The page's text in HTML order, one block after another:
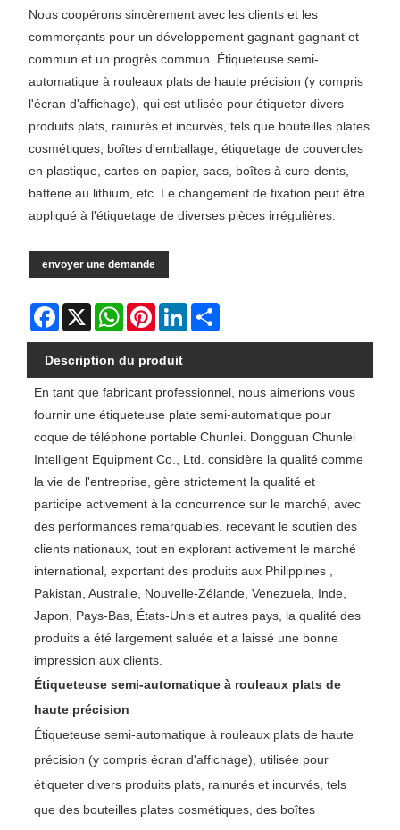
Nous coopérons sincèrement avec les clients et les
commerçants pour un développement gagnant-gagnant et
commun et un progrès commun. Étiqueteuse semi-
automatique à rouleaux plats de haute précision (y compris
l'écran d'affichage), qui est utilisée pour étiqueter divers
produits plats, rainurés et incurvés, tels que bouteilles plates
cosmétiques, boîtes d'emballage, étiquetage de couvercles
en plastique, cartes en papier, sacs, boîtes à cure-dents,
batterie au lithium, etc. Le changement de fixation peut être
appliqué à l'étiquetage de diverses pièces irrégulières.
envoyer une demande
Facebook
X WhatsAppPinterestLinkedIn
Description du produit
En tant que fabricant professionnel, nous aimerions vous
fournir une étiqueteuse plate semi-automatique pour
coque de téléphone portable Chunlei. Dongguan Chunlei
Intelligent Equipment Co., Ltd. considère la qualité comme
la vie de l'entreprise, gère strictement la qualité et
participe activement à la concurrence sur le marché, avec
des performances remarquables, recevant le soutien des
clients nationaux, tout en explorant activement le marché
international, exportant des produits aux Philippines ,
Pakistan, Australie, Nouvelle-Zélande, Venezuela, Inde,
Japon, Pays-Bas, États-Unis et autres pays, la qualité des
produits a été largement saluée et a laissé une bonne
impression aux clients.
Étiqueteuse semi-automatique à rouleaux plats de
haute précision
Étiqueteuse semi-automatique à rouleaux plats de haute
précision (y compris écran d'affichage), utilisée pour
étiqueter divers produits plats, rainurés et incurvés, tels
que des bouteilles plates cosmétiques, des boîtes